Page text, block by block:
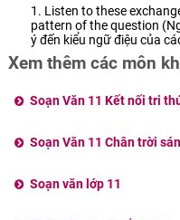
1. Listen to these
pattern of the question
ý đến kiểu ngữ điệu của
Xem thêm các môn
Soạn Văn 11 Kết nối tri
Soạn Văn 11 Chân trời
Soạn văn lớp 11